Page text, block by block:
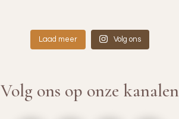
Laad meer Volg ons
Volg ons op onze kanalen